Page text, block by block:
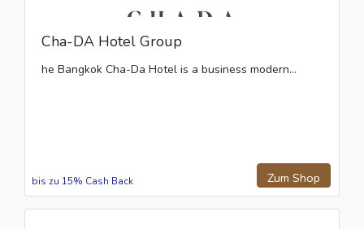
Cha-DA Hotel Group
he Bangkok Cha-Da Hotel is a business modern...
Zum Shop
bis zu 15% Cash Back